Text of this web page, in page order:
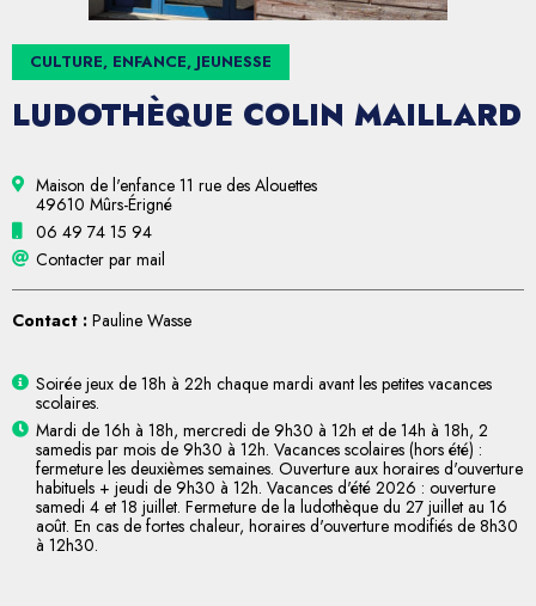
CULTURE, ENFANCE, JEUNESSE
LUDOTHÈQUE COLIN MAILLARD
Maison de l'enfance 11 rue des Alouettes
49610 Mûrs-Érigné
06 49 74 15 94
Contacter par mail
Contact : Pauline Wasse
Soirée jeux de 18h à 22h chaque mardi avant les petites vacances
scolaires.
Mardi de 16h à 18h, mercredi de 9h30 à 12h et de 14h à 18h, 2
samedis par mois de 9h30 à 12h. Vacances scolaires (hors été) :
fermeture les deuxièmes semaines. Ouverture aux horaires d'ouverture
habituels + jeudi de 9h30 à 12h. Vacances d'été 2026 : ouverture
samedi 4 et 18 juillet. Fermeture de la ludothèque du 27 juillet au 16
août. En cas de fortes chaleur, horaires d'ouverture modifiés de 8h30
à 12h30.